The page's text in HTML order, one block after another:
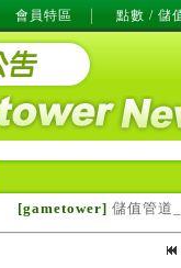
會員特區 點數 / 儲
[gametower] 儲值管道